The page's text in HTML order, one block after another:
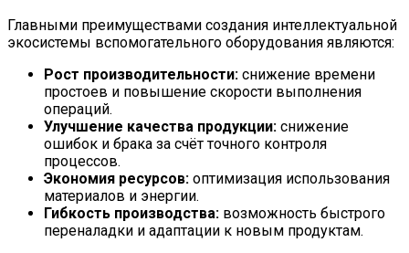
Главными преимуществами создания интеллектуальной
экосистемы вспомогательного оборудования являются:
Рост производительности: снижение времени
простоев и повышение скорости выполнения
операций.
Улучшение качества продукции: снижение
ошибок и брака за счёт точного контроля
процессов.
Экономия ресурсов: оптимизация использования
материалов и энергии.
Гибкость производства: возможность быстрого
переналадки и адаптации к новым продуктам.